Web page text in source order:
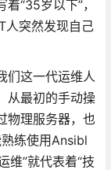
“35岁以下”，
人突然发现自己
们这一代运维人
从最初的手动操
物理服务器，也
练使用Ansibl
维”就代表着“技